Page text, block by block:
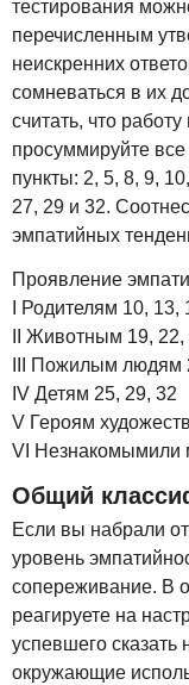
тестирования
перечисленным
неискренних
сомневаться в их
считать, что
просуммируйте
пункты: 2, 5, 8, 9,
27, 29 и 32.
эмпатийных
Проявление
I Родителям 10, 13,
II Животным 19, 22,
III Пожилым людям
IV Детям 25, 29, 32
V Героям
VI Незнакомымили
Общий
Если вы набрали
уровень
сопереживание. В
реагируете на
успевшего сказать
окружающие